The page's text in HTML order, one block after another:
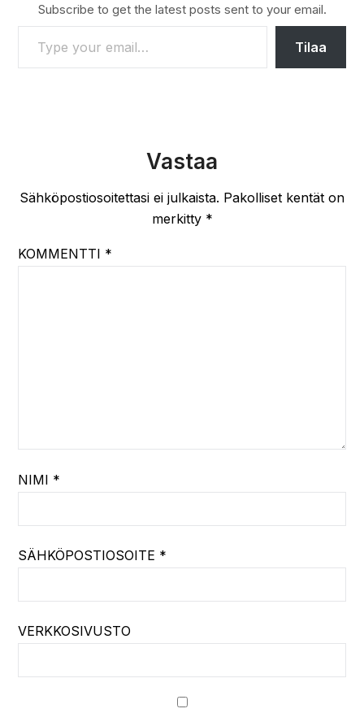
Subscribe to get the latest posts sent to your email.
TYPE YOUR EMAIL…
Tilaa
Vastaa
Sähköpostiosoitettasi ei julkaista. Pakolliset kentät on
merkitty *
KOMMENTTI *
NIMI *
SÄHKÖPOSTIOSOITE *
VERKKOSIVUSTO